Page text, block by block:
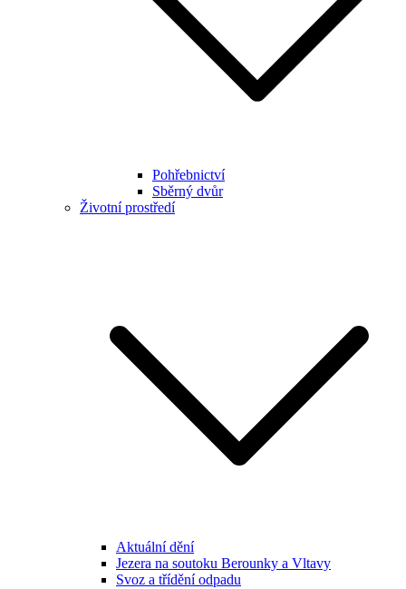
Pohřebnictví
Sběrný dvůr
Životní prostředí
Aktuální dění
Jezera na soutoku Berounky a Vltavy
Svoz a třídění odpadu